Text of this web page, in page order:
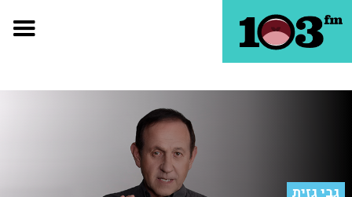
גבי גזית